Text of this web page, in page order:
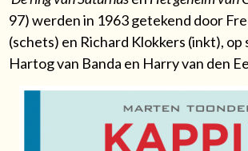
97) werden in 1963 getekend door
(schets) en Richard Klokkers (inkt), op
Hartog van Banda en Harry van den